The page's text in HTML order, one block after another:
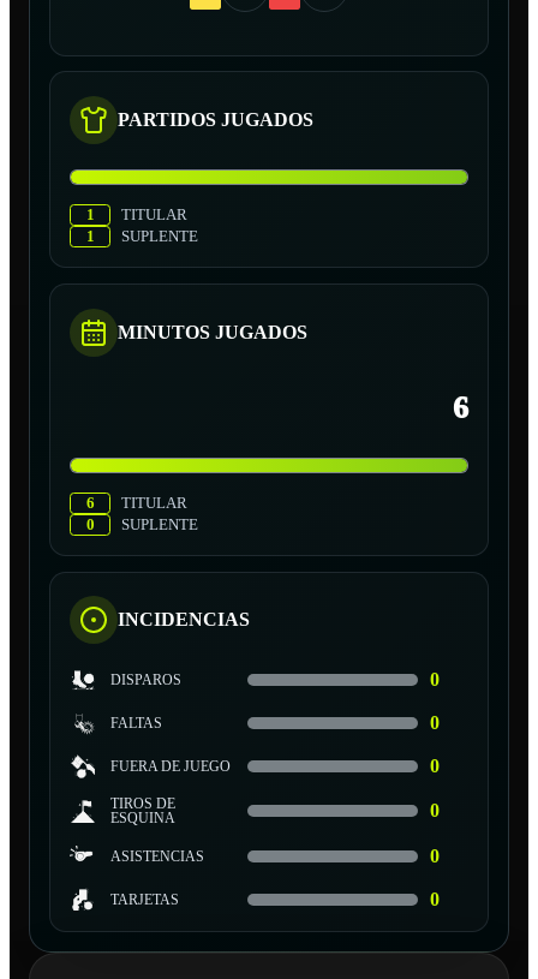
PARTIDOS JUGADOS
1
TITULAR
1
SUPLENTE
MINUTOS JUGADOS
6
6
TITULAR
0
SUPLENTE
INCIDENCIAS
DISPAROS 0
FALTAS 0
FUERA DE JUEGO 0
TIROS DE
ESQUINA
0
ASISTENCIAS 0
TARJETAS 0